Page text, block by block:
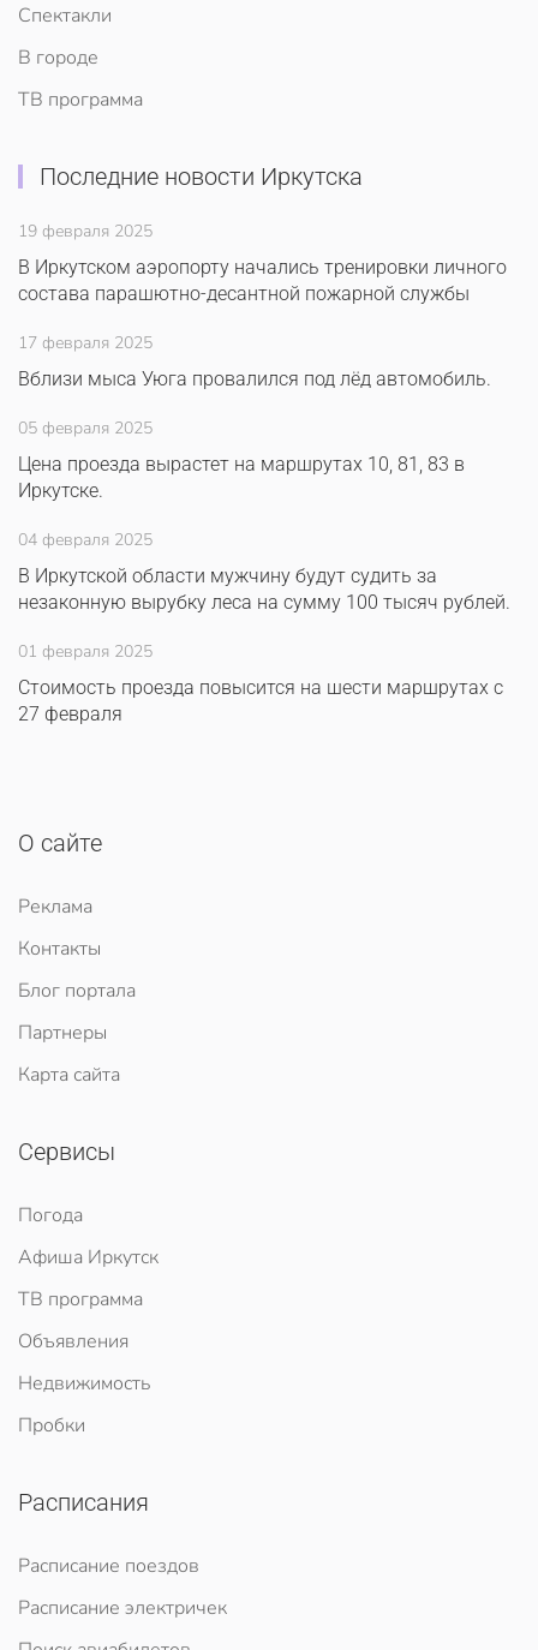
Спектакли
В городе
ТВ программа
Последние новости Иркутска
19 февраля 2025
В Иркутском аэропорту начались тренировки личного
состава парашютно-десантной пожарной службы
17 февраля 2025
Вблизи мыса Уюга провалился под лёд автомобиль.
05 февраля 2025
Цена проезда вырастет на маршрутах 10, 81, 83 в
Иркутске.
04 февраля 2025
В Иркутской области мужчину будут судить за
незаконную вырубку леса на сумму 100 тысяч рублей.
01 февраля 2025
Стоимость проезда повысится на шести маршрутах с
27 февраля
О сайте
Реклама
Контакты
Блог портала
Партнеры
Карта сайта
Сервисы
Погода
Афиша Иркутск
ТВ программа
Объявления
Недвижимость
Пробки
Расписания
Расписание поездов
Расписание электричек